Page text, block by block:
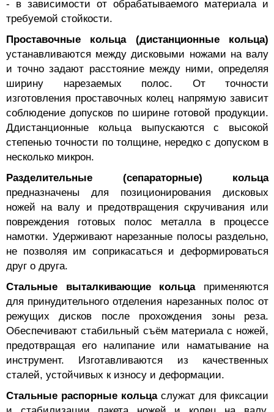
- в зависимости от обрабатываемого материала и
требуемой стойкости.
Проставочные кольца (дистанционные кольца)
устанавливаются между дисковыми ножами на валу
и точно задают расстояние между ними, определяя
ширину нарезаемых полос. От точности
изготовления проставочных колец напрямую зависит
соблюдение допусков по ширине готовой продукции.
Ддистанционные кольца выпускаются с высокой
степенью точности по толщине, нередко с допуском в
несколько микрон.
Разделительные (сепараторные) кольца
предназначены для позиционирования дисковых
ножей на валу и предотвращения скручивания или
повреждения готовых полос металла в процессе
намотки. Удерживают нарезанные полосы раздельно,
не позволяя им соприкасаться и деформироваться
друг о друга.
Стальные выталкивающие кольцаприменяются
для принудительного отделения нарезанных полос от
режущих дисков после прохождения зоны реза.
Обеспечивают стабильный съём материала с ножей,
предотвращая его налипание или наматывание на
инструмент. Изготавливаются из качественных
сталей, устойчивых к износу и деформации.
Стальные распорные кольцаслужат для фиксации